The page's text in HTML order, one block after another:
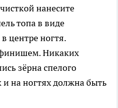
нанесите
топа в виде
центре ногтя.
Никаких
зёрна спелого
и на ногтях должна быть